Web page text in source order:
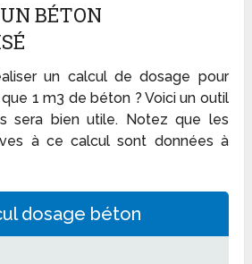
BÉTON
un calcul de dosage pour
1 m3 de béton ? Voici un outil
sera bien utile. Notez que les
à ce calcul sont données à
dosage béton